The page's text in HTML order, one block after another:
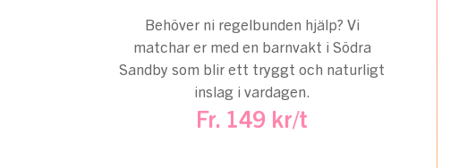
Behöver ni regelbunden hjälp? Vi
matchar er med en barnvakt i Södra
Sandby som blir ett tryggt och naturligt
inslag i vardagen.
Fr. 149 kr/t